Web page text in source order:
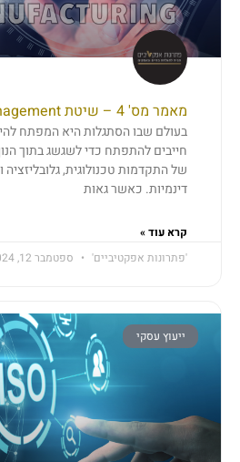
מאמר מס' 4 – שיטת Lean Management
בעולם שבו הסתגלות היא המפתח
חייבים להתפתח כדי לשגשג בתוך
של התקדמות טכנולוגית,
דינמיות. כאשר גאות
קרא עוד »
'פתרונות אפקטיביים'
ספטמבר 12, 2024
ייעוץ עסקי